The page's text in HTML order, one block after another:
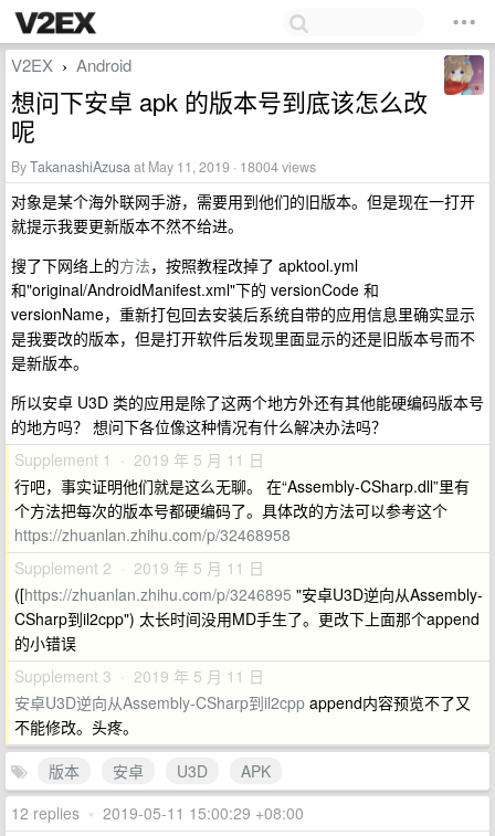
V2EX › Android
想问下安卓 apk 的版本号到底该怎么改
呢
ByTakanashiAzusaat May 11, 2019 · 18004 views
对象是某个海外联网手游，需要用到他们的旧版本。但是现在一打开
就提示我要更新版本不然不给进。
搜了下网络上的方法，按照教程改掉了 apktool.yml
和"original/AndroidManifest.xml"下的 versionCode 和
versionName，重新打包回去安装后系统自带的应用信息里确实显示
是我要改的版本，但是打开软件后发现里面显示的还是旧版本号而不
是新版本。
所以安卓 U3D 类的应用是除了这两个地方外还有其他能硬编码版本号
的地方吗？ 想问下各位像这种情况有什么解决办法吗？
Supplement 1 · 2019 年 5 月 11 日
行吧，事实证明他们就是这么无聊。 在“Assembly-CSharp.dll”里有
个方法把每次的版本号都硬编码了。具体改的方法可以参考这个
https://zhuanlan.zhihu.com/p/32468958
Supplement 2 · 2019 年 5 月 11 日
([https://zhuanlan.zhihu.com/p/3246895 "安卓U3D逆向从Assembly-
CSharp到il2cpp") 太长时间没用MD手生了。更改下上面那个append
的小错误
Supplement 3 · 2019 年 5 月 11 日
安卓U3D逆向从Assembly-CSharp到il2cpp append内容预览不了又
不能修改。头疼。
版本
安卓 U3D
APK
12 replies • 2019-05-11 15:00:29 +08:00